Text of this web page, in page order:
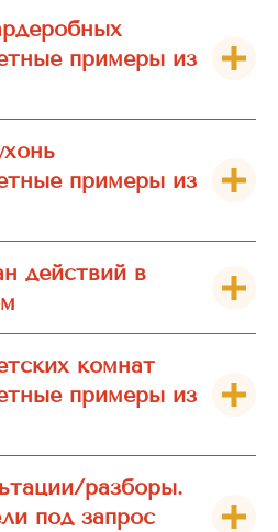
примеры из
примеры из
действий в
комнат
примеры из
разборы.
под запрос